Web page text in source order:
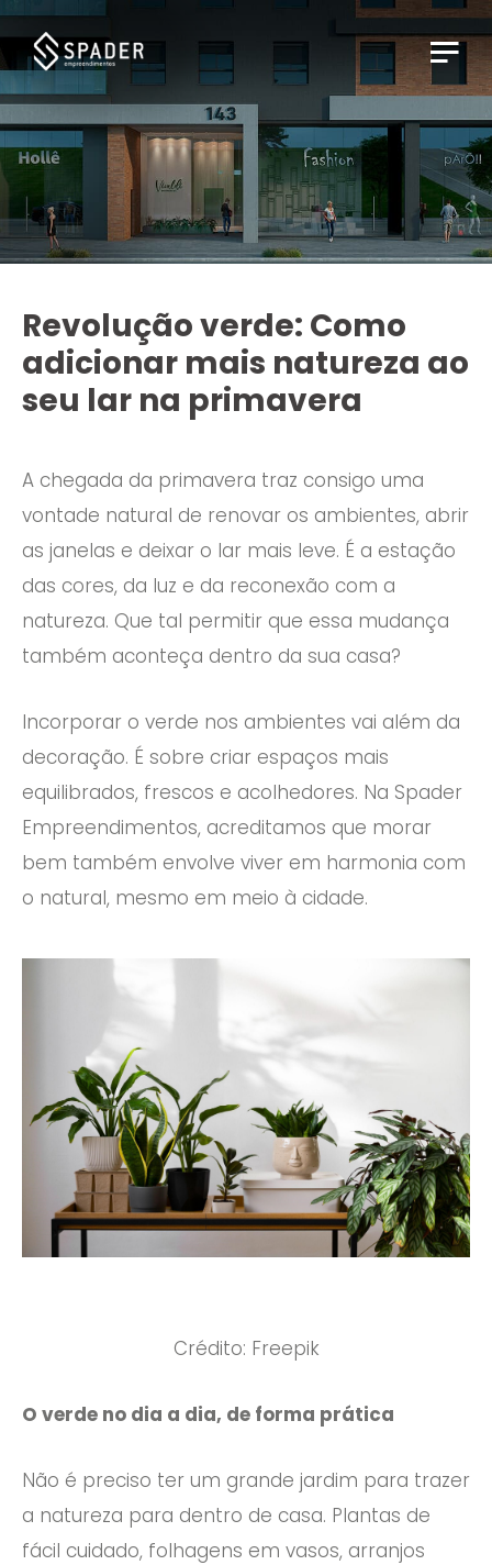
Revolução verde: Como
adicionar mais natureza ao
seu lar na primavera
A chegada da primavera traz consigo uma
vontade natural de renovar os ambientes, abrir
as janelas e deixar o lar mais leve. É a estação
das cores, da luz e da reconexão com a
natureza. Que tal permitir que essa mudança
também aconteça dentro da sua casa?
Incorporar o verde nos ambientes vai além da
decoração. É sobre criar espaços mais
equilibrados, frescos e acolhedores. Na Spader
Empreendimentos, acreditamos que morar
bem também envolve viver em harmonia com
o natural, mesmo em meio à cidade.
Crédito: Freepik
O verde no dia a dia, de forma prática
Não é preciso ter um grande jardim para trazer
a natureza para dentro de casa. Plantas de
fácil cuidado, folhagens em vasos, arranjos